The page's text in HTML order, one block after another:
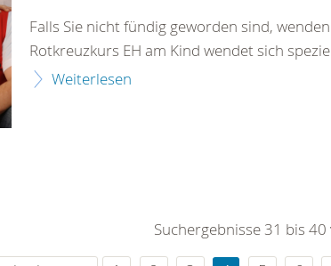
Falls Sie nicht fündig geworden sind,
Rotkreuzkurs EH am Kind wendet sich
Weiterlesen
Suchergebnisse 31 bis